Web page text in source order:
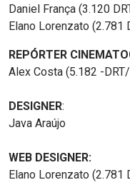
Daniel França (3.120
Elano Lorenzato (2.781
REPÓRTER
Alex Costa (5.182 -
DESIGNER:
Java Araújo
WEB DESIGNER:
Elano Lorenzato (2.781